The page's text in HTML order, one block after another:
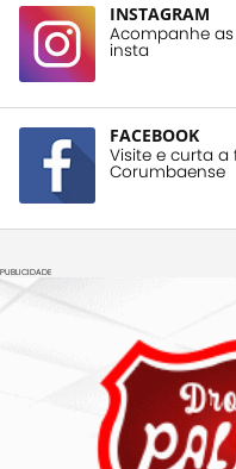
INSTAGRAM
Acompanhe
insta
FACEBOOK
Visite e curta
Corumbaense
PUBLICIDADE